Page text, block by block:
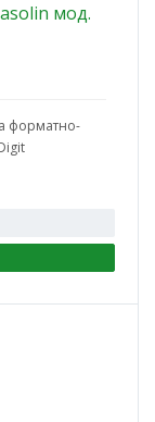
мод.
форматно-